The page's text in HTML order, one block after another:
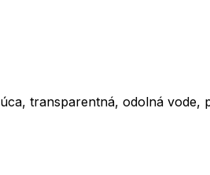
transparentná, odolná vode,